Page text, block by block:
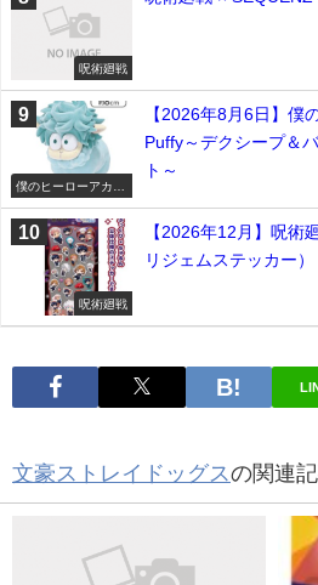
呪術廻戦
僕のヒーローアカデ
ミア
【2026年8月6日】僕
Puffy～デクシープ＆
ト～
呪術廻戦
【2026年12月】呪術
リジェムステッカー）
文豪ストレイドッグスの関連